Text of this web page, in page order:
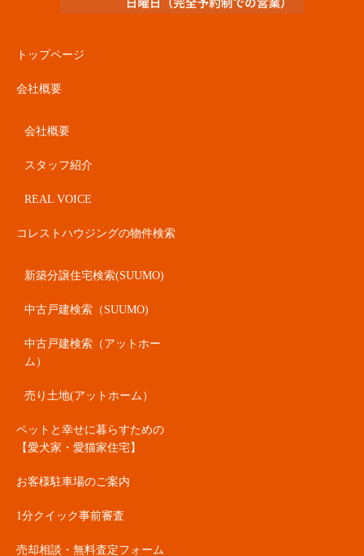
トップページ
会社概要
会社概要
スタッフ紹介
REAL VOICE
コレストハウジングの物件検索
新築分譲住宅検索(SUUMO)
中古戸建検索（SUUMO)
中古戸建検索（アットホー
ム）
売り土地(アットホーム）
ペットと幸せに暮らすための
【愛犬家・愛猫家住宅】
お客様駐車場のご案内
1分クイック事前審査
売却相談・無料査定フォーム